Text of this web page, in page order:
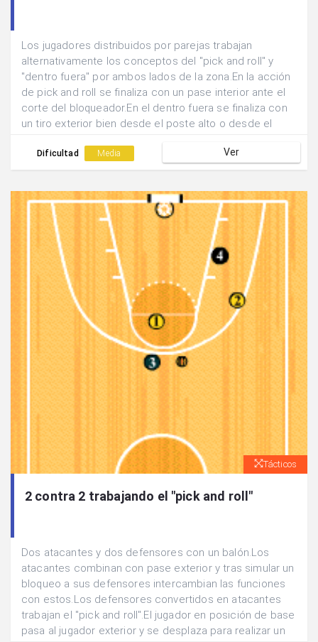
Los jugadores distribuidos por parejas trabajan
alternativamente los conceptos del "pick and roll" y
"dentro fuera" por ambos lados de la zona.En la acción
de pick and roll se finaliza con un pase interior ante el
corte del bloqueador.En el dentro fuera se finaliza con
un tiro exterior bien desde el poste alto o desde el
jugadores vuelven a media cancha y cambian las
funciones.
Dificultad Media Ver
Tácticos
2 contra 2 trabajando el "pick and roll"
Dos atacantes y dos defensores con un balón.Los
atacantes combinan con pase exterior y tras simular un
bloqueo a sus defensores intercambian las funciones
con estos.Los defensores convertidos en atacantes
trabajan el "pick and roll".El jugador en posición de base
pasa al jugador exterior y se desplaza para realizar un